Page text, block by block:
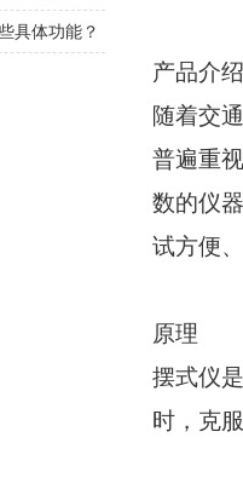
产品介
随着交
普遍重
数的仪
试方便
原理
摆式仪
时，克
具体功能？